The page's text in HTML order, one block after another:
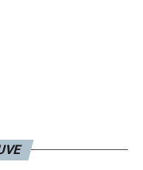
quindi